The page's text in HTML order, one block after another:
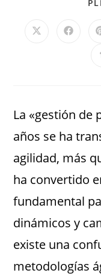
La «gestión de
años se ha
agilidad, más
ha convertido
fundamental
dinámicos y
existe una
metodologías